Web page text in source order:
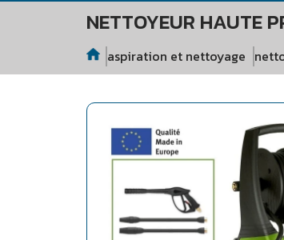
NETTOYEUR HAUTE
aspiration et nettoyage